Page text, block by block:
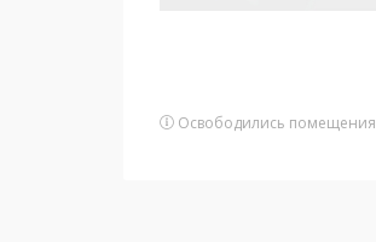
Освободились помещения